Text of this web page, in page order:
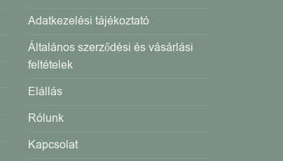
Adatkezelési tájékoztató
Általános szerződési és vásárlási
feltételek
Elállás
Rólunk
Kapcsolat